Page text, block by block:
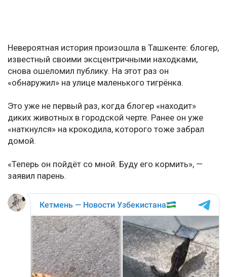
Невероятная история произошла в Ташкенте: блогер,
известный своими эксцентричными находками,
снова ошеломил публику. На этот раз он
«обнаружил» на улице маленького тигрёнка.
Это уже не первый раз, когда блогер «находит»
диких животных в городской черте. Ранее он уже
«наткнулся» на крокодила, которого тоже забрал
домой.
«Теперь он пойдёт со мной. Буду его кормить», —
заявил парень.